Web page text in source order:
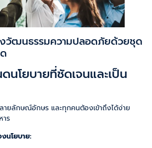
วัฒนธรรมความปลอดภัยด้วยชุด
นโยบายที่ชัดเจนและเป็น
ายลักษณ์อักษร และทุกคนต้องเข้าถึงได้ง่าย
าร
นโยบาย: